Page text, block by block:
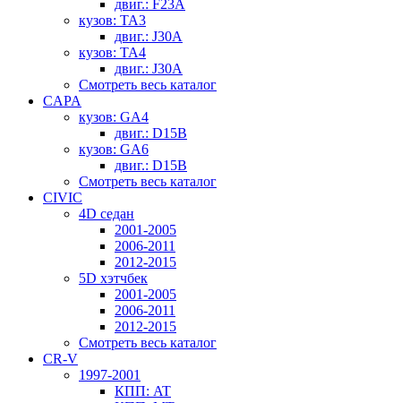
двиг.: F23A
кузов: TA3
двиг.: J30A
кузов: TA4
двиг.: J30A
Смотреть весь каталог
CAPA
кузов: GA4
двиг.: D15B
кузов: GA6
двиг.: D15B
Смотреть весь каталог
CIVIC
4D седан
2001-2005
2006-2011
2012-2015
5D хэтчбек
2001-2005
2006-2011
2012-2015
Смотреть весь каталог
CR-V
1997-2001
КПП: AT